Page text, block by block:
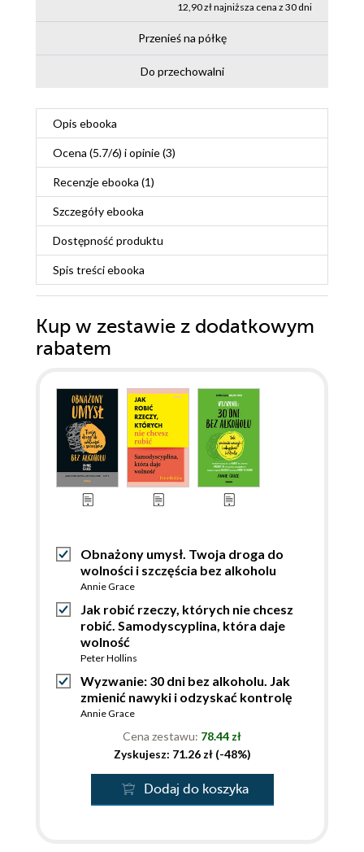
12,90 zł najniższa cena z 30 dni
Przenieś na półkę
Do przechowalni
Opis ebooka
Ocena (5.7/6) i opinie (3)
Recenzjeebooka (1)
Szczegółyebooka
Dostępność produktu
Spis treściebooka
Kup w zestawie z dodatkowym
rabatem
Obnażony umysł. Twoja droga do
wolności i szczęścia bez alkoholu
Annie Grace
Jak robić rzeczy, których nie chcesz
robić. Samodyscyplina, która daje
wolność
Peter Hollins
Wyzwanie: 30 dni bez alkoholu. Jak
zmienić nawyki i odzyskać kontrolę
Annie Grace
Cena zestawu: 78.44 zł
Zyskujesz: 71.26 zł (-48%)
Dodaj do koszyka